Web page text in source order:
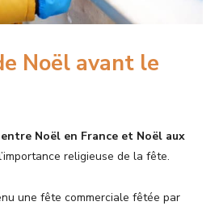
Noël avant le
Noël en France et Noël aux
religieuse de la fête.
une fête commerciale fêtée par